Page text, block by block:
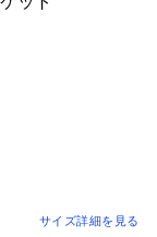
サイズ詳細を見る